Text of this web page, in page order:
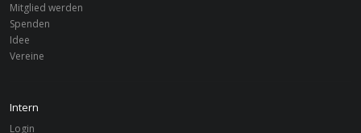
Mitglied werden
Spenden
Idee
Vereine
Intern
Login